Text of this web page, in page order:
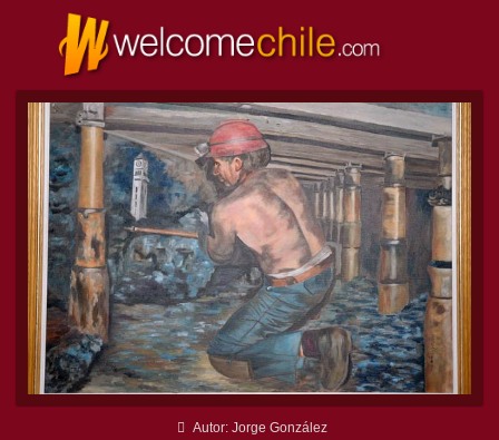
Autor: Jorge González